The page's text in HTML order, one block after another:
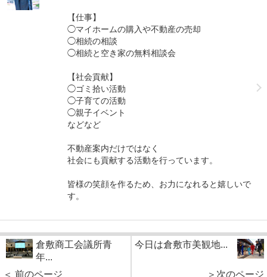
【仕事】
◯マイホームの購入や不動産の売却
◯相続の相談
◯相続と空き家の無料相談会
【社会貢献】
◯ゴミ拾い活動
◯子育ての活動
◯親子イベント
などなど
不動産案内だけではなく
社会にも貢献する活動を行っています。
皆様の笑顔を作るため、お力になれると嬉しいで
す。
倉敷商工会議所青
年...
＜ 前のページ
今日は倉敷市美観地...
＞次のページ